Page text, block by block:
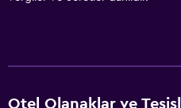
Otel Olanaklar ve